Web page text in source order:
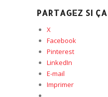
PARTAGEZ SI
X
Facebook
Pinterest
LinkedIn
E-mail
Imprimer